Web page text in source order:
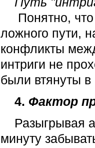
Понятно, что
ложного пути,
конфликты
интриги не
были втянуты
4. Фактор
Разыгрывая
минуту